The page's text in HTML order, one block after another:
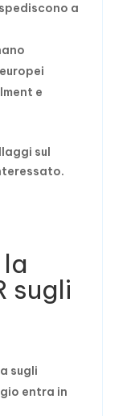
a
e
sul
sugli
sugli
entra in